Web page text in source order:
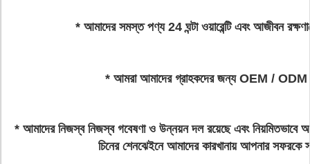
* আমাদের সমস্ত পণ্য 24 ঘন্টা ওয়ারেন্টি এবং আজীবন
* আমরা আমাদের গ্রাহকদের জন্য OEM / ODM
* আমাদের নিজস্ব নিজস্ব গবেষণা ও উন্নয়ন দল রয়েছে এবং
চিনের শেনঝেইনে আমাদের কারখানায় আপনার সফরকে